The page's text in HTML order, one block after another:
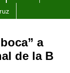
a
de la B